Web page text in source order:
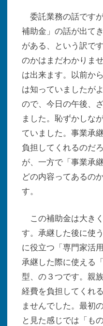
委託業務の話です
補助金」の話が出て
がある、という訳で
のかはまだわかりま
は出来ます。以前か
は知っていましたが
ので、今日の午後、
ました。恥ずかしな
ていました。事業承
負担してくれるのだ
が、一方で「事業承
どの内容ってあるの
す。
この補助金は大き
す。承継した後に使
に役立つ「専門家活
承継した際に使える
型、の３つです。親
経費を負担してくれ
ませんでした。最初
と見た感じでは「も